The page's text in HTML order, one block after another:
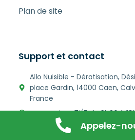
Appelez-
Plan de site
Support et contact
Allo Nuisible - Dératisation,
place Gardin, 14000 Caen,
France
Inteventions 7j/7 de 9h00 à
allo-nuisible-